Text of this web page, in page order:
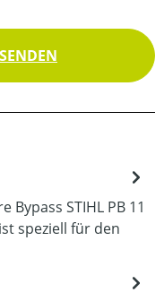
Bypass STIHL PB 11
speziell für den